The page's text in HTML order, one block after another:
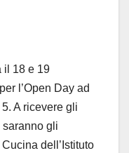
il 18 e 19
l’Open Day ad
A ricevere gli
gli
dell’Istituto